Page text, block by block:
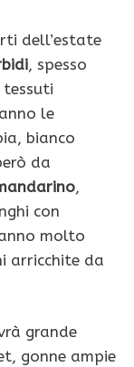
dell’estate
, spesso
le
bianco
da
,
con
molto
arricchite da
grande
gonne ampie